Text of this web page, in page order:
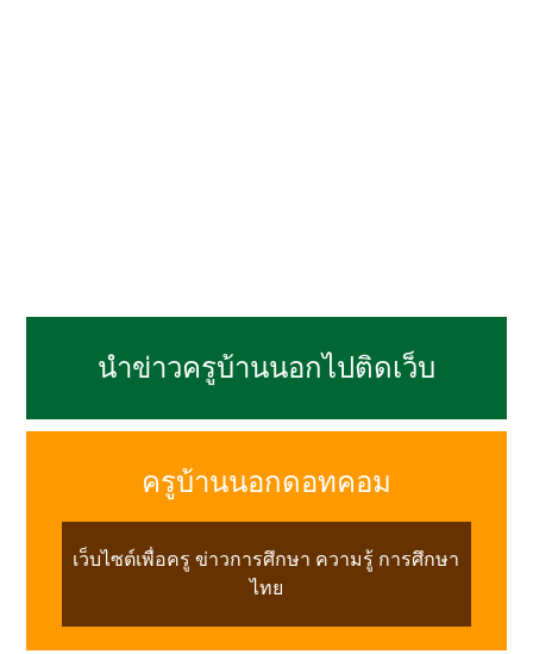
นำข่าวครูบ้านนอกไปติดเว็บ
ครูบ้านนอกดอทคอม
เว็บไซต์เพื่อครู ข่าวการศึกษา ความรู้ การศึกษา
ไทย